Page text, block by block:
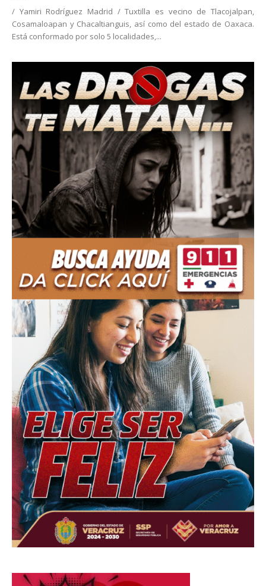
/ Yamiri Rodríguez Madrid / Tuxtilla es vecino de Tlacojalpan,
Cosamaloapan y Chacaltianguis, así como del estado de Oaxaca.
Está conformado por solo 5 localidades,...